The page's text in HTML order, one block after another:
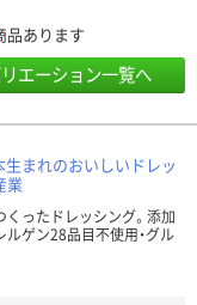
品あります
エーション一覧へ
まれのおいしいドレッ
業
ったドレッシング。添加
ルゲン28品目不使用・グル